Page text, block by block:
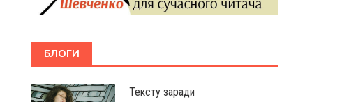
БЛОГИ
Тексту заради